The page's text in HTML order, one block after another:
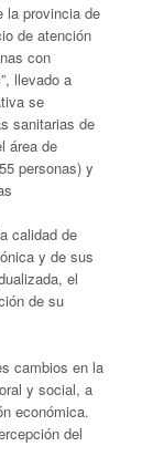
la provincia de
de atención
con
llevado a
se
sanitarias de
área de
personas) y
calidad de
y de sus
el
de su
cambios en la
y social, a
económica.
del